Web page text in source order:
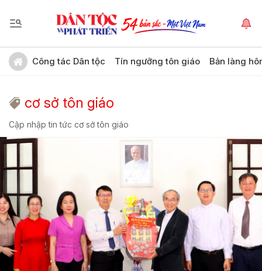
Công tác Dân tộc Tín ngưỡng tôn giáo Bản làng
cơ sở tôn giáo
Cập nhập tin tức cơ sở tôn giáo